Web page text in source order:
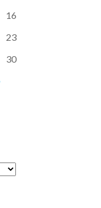
16
23
30